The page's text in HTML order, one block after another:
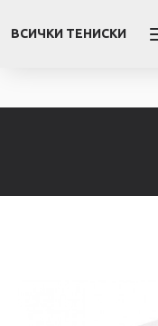
ВСИЧКИ ТЕНИСКИ